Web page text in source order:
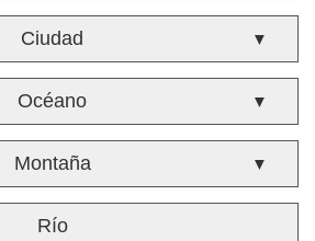
Ciudad ▼
Océano ▼
Montaña ▼
Río